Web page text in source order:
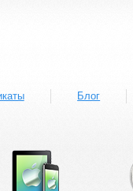
Блог